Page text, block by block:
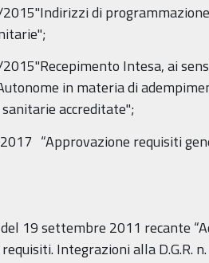
di
Intesa, ai
in materia di
accreditate";
“Approvazione requisiti
19 settembre 2011 recante
Integrazioni alla D.G.R.